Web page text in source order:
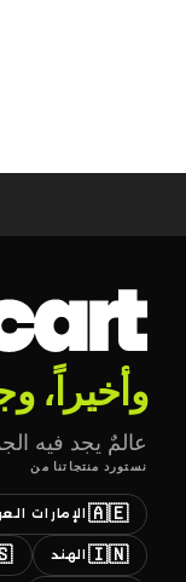
وأخيراً،
عالمٌ يجد فيه
نستورد منتجاتنا من
🇦🇪 الإمارات
🇮🇳 الهند